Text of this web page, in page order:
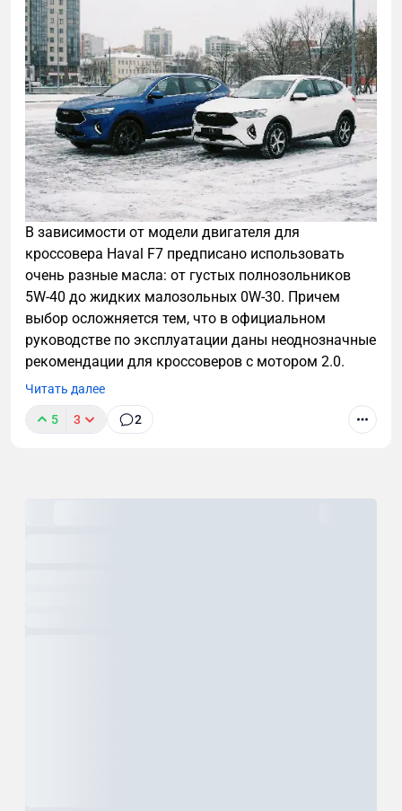
В зависимости от модели двигателя для
кроссовера Haval F7 предписано использовать
очень разные масла: от густых полнозольников
5W-40 до жидких малозольных 0W-30. Причем
выбор осложняется тем, что в официальном
руководстве по эксплуатации даны неоднозначные
рекомендации для кроссоверов с мотором 2.0.
Читать далее
5 3 2